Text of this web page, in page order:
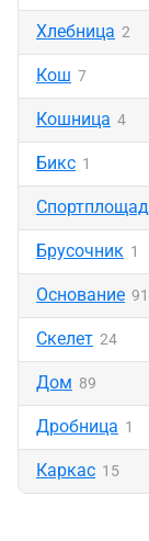
Хлебница 2
Кош 7
Кошница 4
Бикс 1
Брусочник 1
Основание 91
Скелет 24
Дом 89
Дробница 1
Каркас 15